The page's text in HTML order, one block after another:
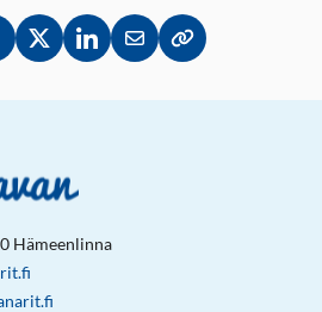
Facebookissa
Jaa Twitterissä
Jaa LinkedInissä
Jaa sähköpostitse
Kopioi linkki
Hämeenlinna